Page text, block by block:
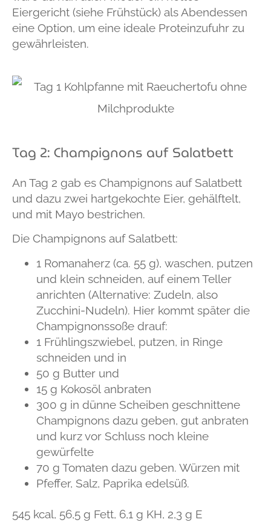
Eiergericht (siehe Frühstück) als Abendessen
eine Option, um eine ideale Proteinzufuhr zu
gewährleisten.
Tag 2: Champignons auf Salatbett
An Tag 2 gab es Champignons auf Salatbett
und dazu zwei hartgekochte Eier, gehälftelt,
und mit Mayo bestrichen.
Die Champignons auf Salatbett:
1 Romanaherz (ca. 55 g), waschen, putzen
und klein schneiden, auf einem Teller
anrichten (Alternative: Zudeln, also
Zucchini-Nudeln). Hier kommt später die
Champignonssoße drauf:
1 Frühlingszwiebel, putzen, in Ringe
schneiden und in
50 g Butter und
15 g Kokosöl anbraten
300 g in dünne Scheiben geschnittene
Champignons dazu geben, gut anbraten
und kurz vor Schluss noch kleine
gewürfelte
70 g Tomaten dazu geben. Würzen mit
Pfeffer, Salz, Paprika edelsüß.
545 kcal, 56,5 g Fett, 6,1 g KH, 2,3 g E